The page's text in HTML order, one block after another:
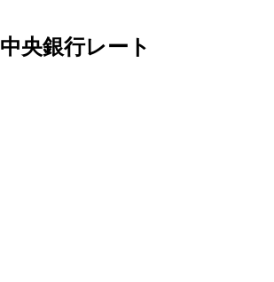
中央銀行レート